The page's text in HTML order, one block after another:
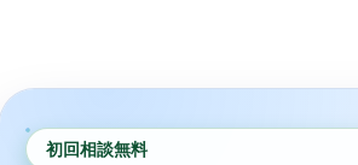
初回相談無料